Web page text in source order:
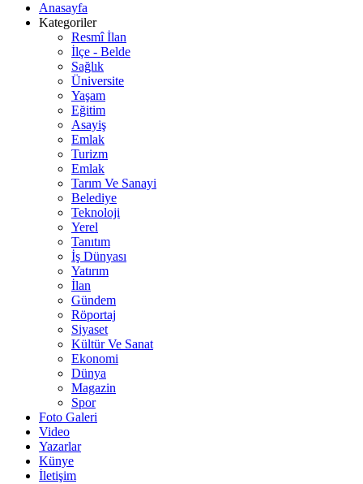
Anasayfa
Kategoriler
Resmî İlan
İlçe - Belde
Sağlık
Üniversite
Yaşam
Eğitim
Asayiş
Emlak
Turizm
Emlak
Tarım Ve Sanayi
Belediye
Teknoloji
Yerel
Tanıtım
İş Dünyası
Yatırım
İlan
Gündem
Röportaj
Siyaset
Kültür Ve Sanat
Ekonomi
Dünya
Magazin
Spor
Foto Galeri
Video
Yazarlar
Künye
İletişim